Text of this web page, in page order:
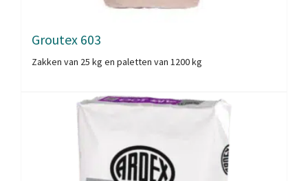
Groutex 603
Zakken van 25 kg en paletten van 1200 kg